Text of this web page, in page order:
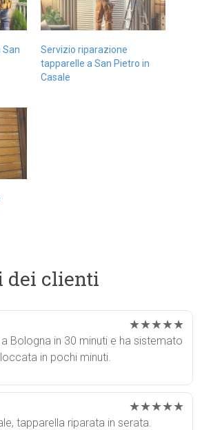
San
Servizio riparazione
tapparelle a San Pietro in
Casale
dei clienti
★★★★★
Bologna in 30 minuti e ha sistemato
in pochi minuti.
★★★★★
tapparella riparata in serata.